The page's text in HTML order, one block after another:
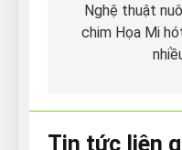
hướng
Nghệ thuật
chim Họa Mi
Tin tức liên